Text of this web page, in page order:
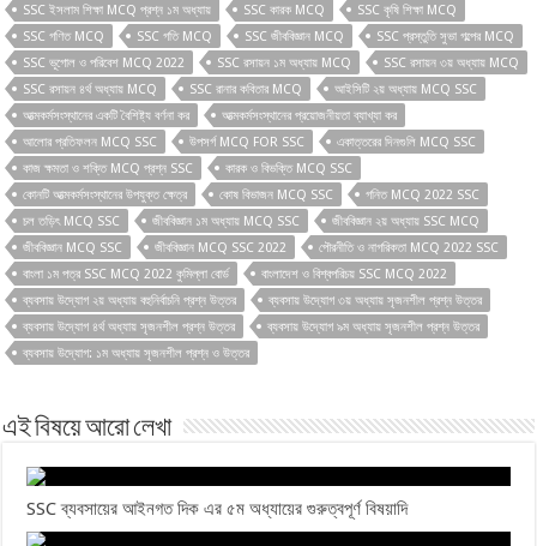
SSC ইসলাম শিক্ষা MCQ প্রশ্ন ১ম অধ্যায়
SSC কারক MCQ
SSC কৃষি শিক্ষা MCQ
SSC গণিত MCQ
SSC গতি MCQ SSC জীববিজ্ঞান MCQ
SSC প্রস্তুতি সুভা গল্পের MCQ
SSC ভূগোল ও পরিবেশ MCQ 2022
SSC রসায়ন ১ম অধ্যায় MCQ
SSC রসায়ন ৩য় অধ্যায় MCQ
SSC রসায়ন ৪র্থ অধ্যায় MCQ
SSC রানার কবিতার MCQ
আইসিটি ২য় অধ্যায় MCQ SSC
আত্মকর্মসংস্থানের একটি বৈশিষ্ট্য বর্ণনা কর
আত্মকর্মসংস্থানের প্রয়োজনীয়তা ব্যাখ্যা কর
আলোর প্রতিফলন MCQ SSC
উপসর্গ MCQ FOR SSC
একাত্তরের দিনগুলি MCQ SSC
কাজ ক্ষমতা ও শক্তি MCQ প্রশ্ন SSC
কারক ও বিভক্তি MCQ SSC
কোনটি আত্মকর্মসংস্থানের উপযুক্ত ক্ষেত্র
কোষ বিভাজন MCQ SSC
গনিত MCQ 2022 SSC
চল তড়িৎ MCQ SSC
জীববিজ্ঞান ১ম অধ্যায় MCQ SSC
জীববিজ্ঞান ২য় অধ্যায় SSC MCQ
জীববিজ্ঞান MCQ SSC
জীববিজ্ঞান MCQ SSC 2022
পৌরনীতি ও নাগরিকতা MCQ 2022 SSC
বাংলা ১ম পত্র SSC MCQ 2022 কুমিল্লা বোর্ড
বাংলাদেশ ও বিশ্বপরিচয় SSC MCQ 2022
ব্যবসায় উদ্যোগ ২য় অধ্যায় বহুনির্বাচনি প্রশ্ন উত্তর
ব্যবসায় উদ্যোগ ৩য় অধ্যায় সৃজনশীল প্রশ্ন উত্তর
ব্যবসায় উদ্যোগ ৪র্থ অধ্যায় সৃজনশীল প্রশ্ন উত্তর
ব্যবসায় উদ্যোগ ৯ম অধ্যায় সৃজনশীল প্রশ্ন উত্তর
ব্যবসায় উদ্যোগ: ১ম অধ্যায় সৃজনশীল প্রশ্ন ও উত্তর
এই বিষয়ে আরো লেখা
SSC ব্যবসায়ের আইনগত দিক এর ৫ম অধ্যায়ের গুরুত্বপূর্ণ বিষয়াদি